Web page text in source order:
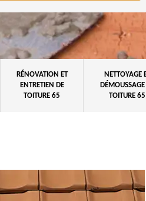
RÉNOVATION ET
ENTRETIEN DE
TOITURE 65
NETTOYAGE
DÉMOUSSAGE
TOITURE 65